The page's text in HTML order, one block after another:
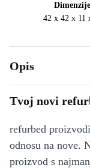
Dimenzije
42 x 42 x 11
Opis
Tvoj novi
refurbed
odnosu na nove.
proizvod s